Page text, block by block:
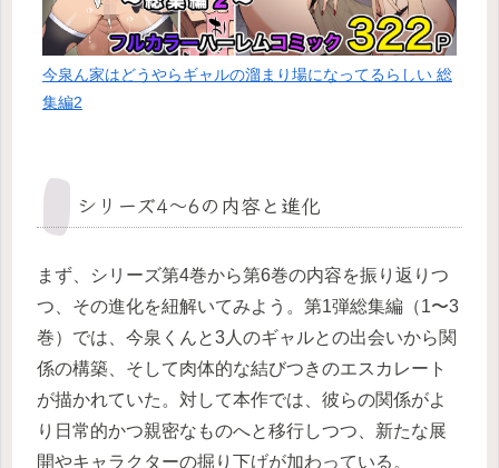
今泉ん家はどうやらギャルの溜まり場になってるらしい 総
集編2
シリーズ4〜6の内容と進化
まず、シリーズ第4巻から第6巻の内容を振り返りつ
つ、その進化を紐解いてみよう。第1弾総集編（1〜3
巻）では、今泉くんと3人のギャルとの出会いから関
係の構築、そして肉体的な結びつきのエスカレート
が描かれていた。対して本作では、彼らの関係がよ
り日常的かつ親密なものへと移行しつつ、新たな展
開やキャラクターの掘り下げが加わっている。